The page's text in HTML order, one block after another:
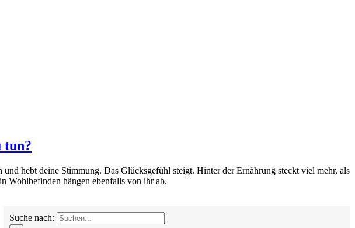
tun?
hebt deine Stimmung. Das Glücksgefühl steigt. Hinter der Ernährung steckt viel mehr, als
Wohlbefinden hängen ebenfalls von ihr ab.
Suche nach: